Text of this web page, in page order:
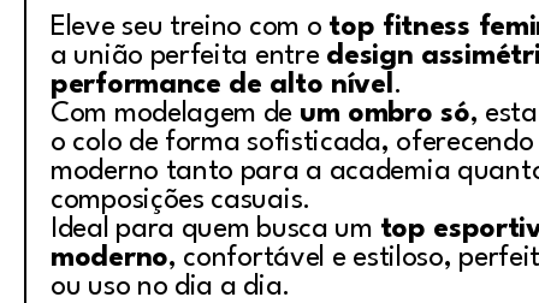
Eleve seu treino com o top fitness
a união perfeita entre design
performance de alto nível.
Com modelagem de um ombro só,
o colo de forma sofisticada,
moderno tanto para a academia
composições casuais.
Ideal para quem busca um top
moderno, confortável e estiloso,
ou uso no dia a dia.